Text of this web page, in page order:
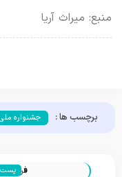
منبع: میراث آریا
برچسب ها : جشنواره
« پست